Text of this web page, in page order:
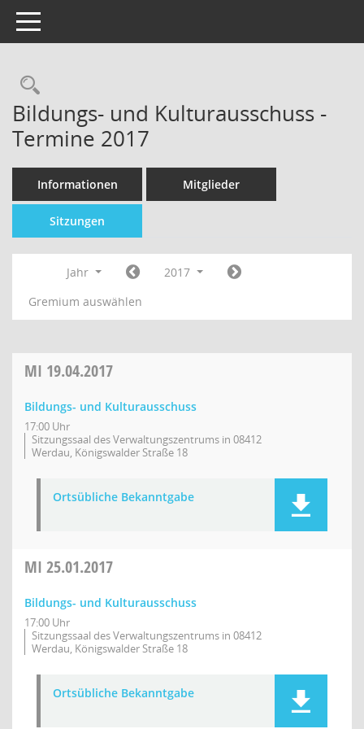
Toggle navigation
Bildungs- und Kulturausschuss -
Termine 2017
Informationen Mitglieder
Sitzungen
Jahr
2017
Gremium auswählen
MI 19.04.2017
Bildungs- und Kulturausschuss
17:00 Uhr
Sitzungssaal des Verwaltungszentrums in 08412
Werdau, Königswalder Straße 18
Ortsübliche Bekanntgabe
MI 25.01.2017
Bildungs- und Kulturausschuss
17:00 Uhr
Sitzungssaal des Verwaltungszentrums in 08412
Werdau, Königswalder Straße 18
Ortsübliche Bekanntgabe